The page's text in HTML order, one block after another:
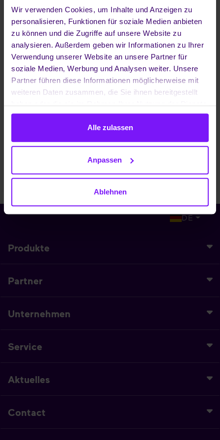
Wir verwenden Cookies, um Inhalte und Anzeigen zu
personalisieren, Funktionen für soziale Medien anbieten
zu können und die Zugriffe auf unsere Website zu
analysieren. Außerdem geben wir Informationen zu Ihrer
Verwendung unserer Website an unsere Partner für
soziale Medien, Werbung und Analysen weiter. Unsere
Partner führen diese Informationen möglicherweise mit
weiteren Daten zusammen, die Sie ihnen bereitgestellt
haben oder die sie im Rahmen Ihrer Nutzung der Dienste
gesammelt haben.
Alle zulassen
Anpassen
Ablehnen
DAS IMPRESSUM GILT AUCH FÜR
FOLGENDE SOCIAL MEDIA PROFILE:
Facebook:facebook.com/enreachde
LinkedIn:linkedin.com/company/enreachde
xing.com/pages/enreach-de
YouTube: youtube.com/EnreachDE
DE
Produkte
Partner
Unternehmen
Service
Aktuelles
Contact